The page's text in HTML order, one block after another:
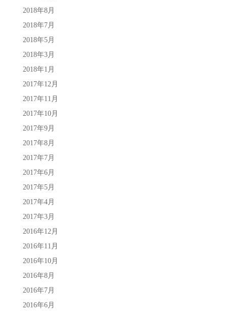
2018年8月
2018年7月
2018年5月
2018年3月
2018年1月
2017年12月
2017年11月
2017年10月
2017年9月
2017年8月
2017年7月
2017年6月
2017年5月
2017年4月
2017年3月
2016年12月
2016年11月
2016年10月
2016年8月
2016年7月
2016年6月